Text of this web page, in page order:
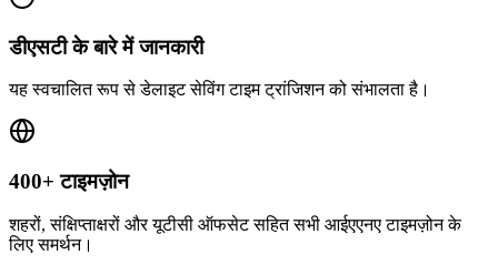
डीएसटी के बारे में जानकारी
यह स्वचालित रूप से डेलाइट सेविंग टाइम ट्रांजिशन को संभालता है।
400+ टाइमज़ोन
शहरों, संक्षिप्ताक्षरों और यूटीसी ऑफसेट सहित सभी आईएएनए टाइमज़ोन के
लिए समर्थन।